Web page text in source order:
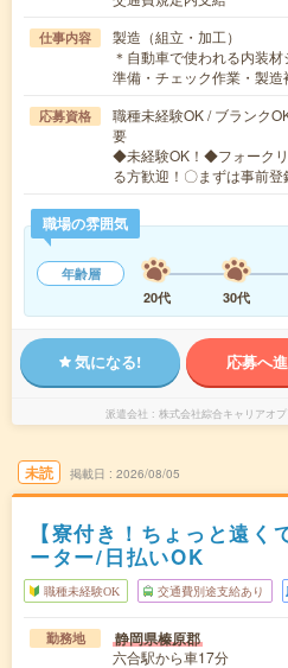
仕事内容
製造（組立・加工）
＊自動車で使われる内装
準備・チェック作業・製
応募資格
職種未経験OK / ブランク
要
◆未経験OK！◆フォーク
る方歓迎！〇まずは事前
職場の雰囲気
年齢層
20代
30代
気になる! 応募へ
派遣会社 株式会社綜合キャリアオ
未読 掲載日 2026/08/05
【寮付き！ちょっと遠く
ーター/日払いOK
職種未経験OK 交通費別途支給あり
勤務地 静岡県榛原郡
六合駅から車17分